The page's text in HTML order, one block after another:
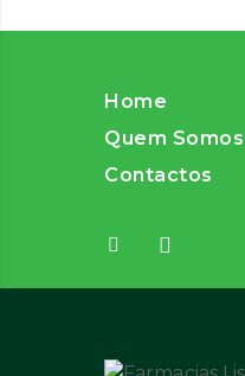
Home
Quem Somos
Contactos